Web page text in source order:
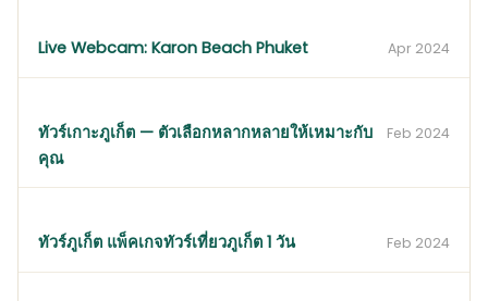
Live Webcam: Karon Beach Phuket Apr 2024
ทัวร์เกาะภูเก็ต — ตัวเลือกหลากหลายให้เหมาะกับ
คุณ
Feb 2024
ทัวร์ภูเก็ต แพ็คเกจทัวร์เที่ยวภูเก็ต 1 วัน Feb 2024